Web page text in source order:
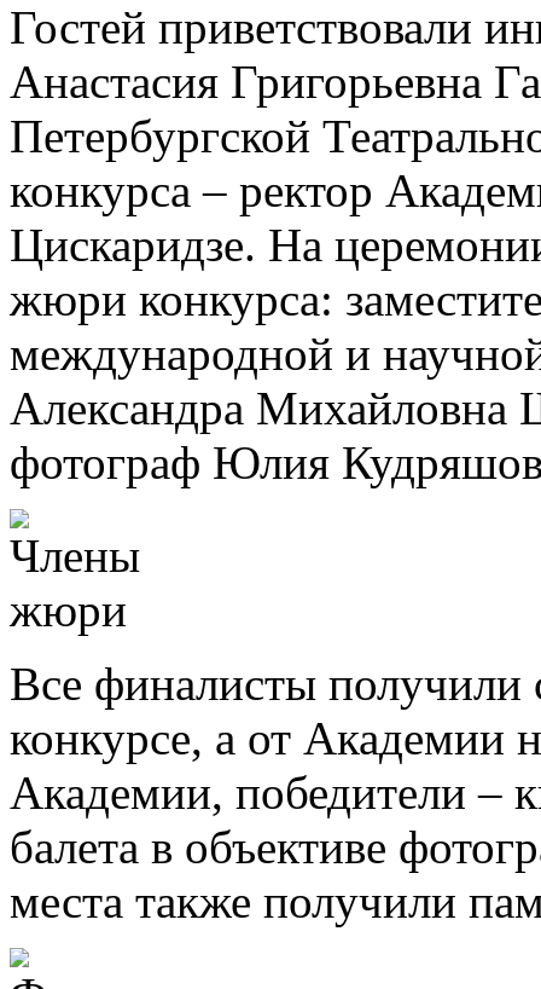
Гостей приветствовали
Анастасия Григорьевна
Петербургской
конкурса – ректор
Цискаридзе. На
жюри конкурса:
международной и
Александра Михайловна
фотограф Юлия
Все финалисты получили
конкурсе, а от Академии
Академии, победители –
балета в объективе
места также получили